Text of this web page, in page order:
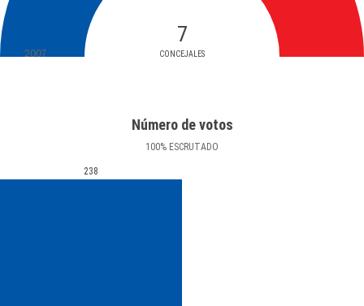
7
CONCEJALES
2007
Número de votos
100% ESCRUTADO
238